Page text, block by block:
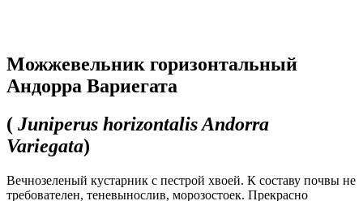
Можжевельник горизонтальный
Андорра Вариегата
( Juniperus horizontalis Andorra
Variegata)
Вечнозеленый кустарник с пестрой хвоей. К составу почвы не
требователен, теневынослив, морозостоек. Прекрасно